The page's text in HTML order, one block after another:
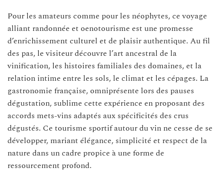
Pour les amateurs comme pour les néophytes, ce voyage
alliant randonnée et oenotourisme est une promesse
d’enrichissement culturel et de plaisir authentique. Au fil
des pas, le visiteur découvre l’art ancestral de la
vinification, les histoires familiales des domaines, et la
relation intime entre les sols, le climat et les cépages. La
gastronomie française, omniprésente lors des pauses
dégustation, sublime cette expérience en proposant des
accords mets-vins adaptés aux spécificités des crus
dégustés. Ce tourisme sportif autour du vin ne cesse de se
développer, mariant élégance, simplicité et respect de la
nature dans un cadre propice à une forme de
ressourcement profond.